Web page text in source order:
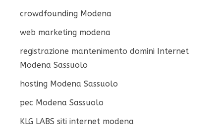
crowdfounding Modena
web marketing modena
registrazione mantenimento domini Internet
Modena Sassuolo
hosting Modena Sassuolo
pec Modena Sassuolo
KLG LABS siti internet modena